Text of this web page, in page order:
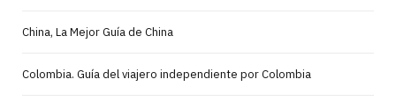
China, La Mejor Guía de China
Colombia. Guía del viajero independiente por Colombia